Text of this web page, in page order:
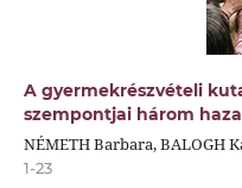
A gyermekrészvételi
szempontjai három
NÉMETH Barbara, BALOGH
1-23